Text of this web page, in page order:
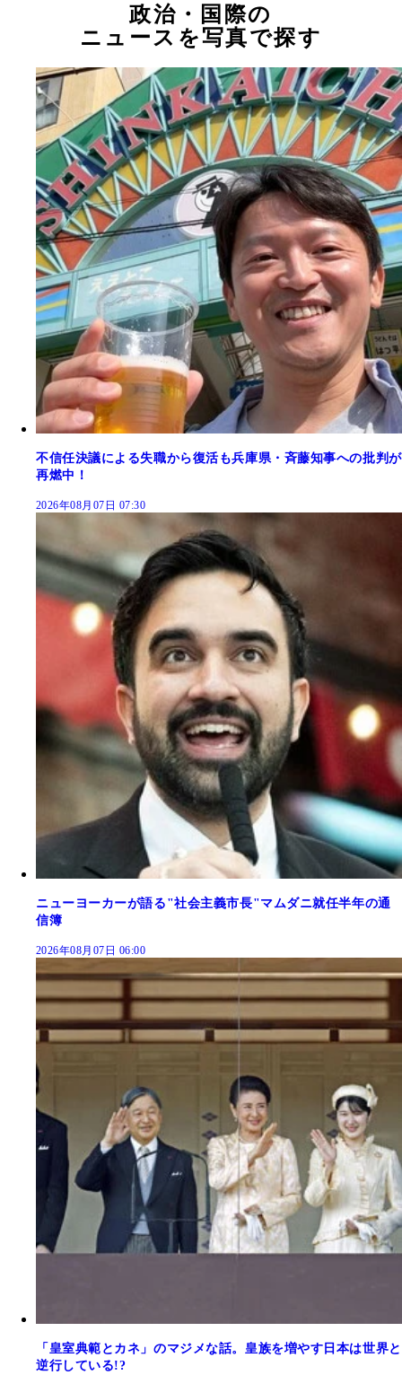
政治・国際の
ニュースを写真で探す
不信任決議による失職から復活も兵庫県・斉藤知事への批判が
再燃中！
2026年08月07日 07:30
ニューヨーカーが語る"社会主義市長"マムダニ就任半年の通
信簿
2026年08月07日 06:00
「皇室典範とカネ」のマジメな話。皇族を増やす日本は世界と
逆行している!?